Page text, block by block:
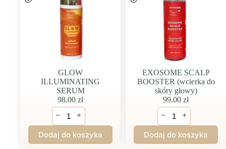
GLOW
ILLUMINATING
SERUM
98.00 zł
ilość
GLOW
ILLUMINATING
SERUM
− +
Dodaj do koszyka
EXOSOME SCALP
BOOSTER (wcierka do
skóry głowy)
99.00 zł
ilość
EXOSOME
SCALP
BOOSTER
(wcierka
− +
Dodaj do koszyka